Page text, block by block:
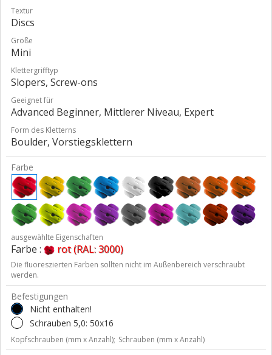
Textur
Discs
Größe
Mini
Klettergrifftyp
Slopers, Screw-ons
Geeignet für
Advanced Beginner, Mittlerer Niveau, Expert
Form des Kletterns
Boulder, Vorstiegsklettern
Farbe
ausgewählte Eigenschaften
Farbe : rot (RAL: 3000)
Die fluoreszierten Farben sollten nicht im Außenbereich verschraubt
werden.
Befestigungen
Nicht enthalten!
Schrauben 5,0: 50x16
Kopfschrauben (mm x Anzahl); Schrauben (mm x Anzahl)